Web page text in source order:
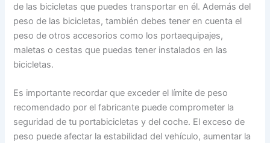
de las bicicletas que puedes transportar en él. Además del
peso de las bicicletas, también debes tener en cuenta el
peso de otros accesorios como los portaequipajes,
maletas o cestas que puedas tener instalados en las
bicicletas.
Es importante recordar que exceder el límite de peso
recomendado por el fabricante puede comprometer la
seguridad de tu portabicicletas y del coche. El exceso de
peso puede afectar la estabilidad del vehículo, aumentar la